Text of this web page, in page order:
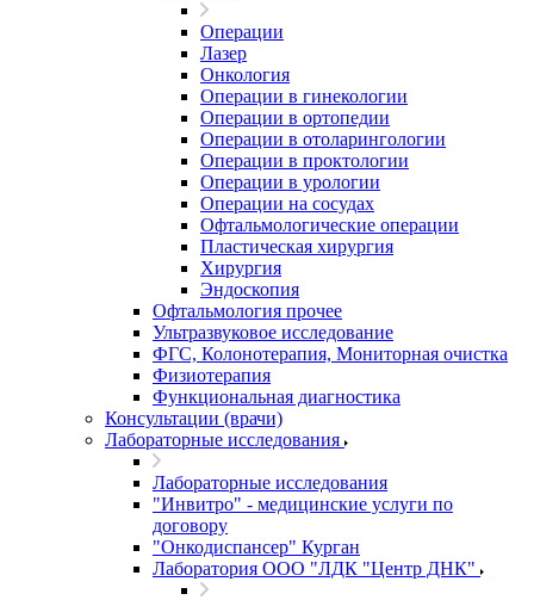
Операции
Лазер
Онкология
Операции в гинекологии
Операции в ортопедии
Операции в отоларингологии
Операции в проктологии
Операции в урологии
Операции на сосудах
Офтальмологические операции
Пластическая хирургия
Хирургия
Эндоскопия
Офтальмология прочее
Ультразвуковое исследование
ФГС, Колонотерапия, Мониторная очистка
Физиотерапия
Функциональная диагностика
Консультации (врачи)
Лабораторные исследования
Лабораторные исследования
"Инвитро" - медицинские услуги по
договору
"Онкодиспансер" Курган
Лаборатория ООО "ЛДК "Центр ДНК"